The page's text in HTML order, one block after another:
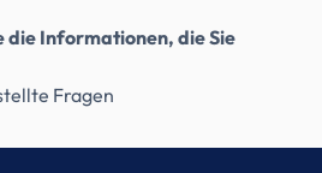
die Informationen, die Sie
Fragen